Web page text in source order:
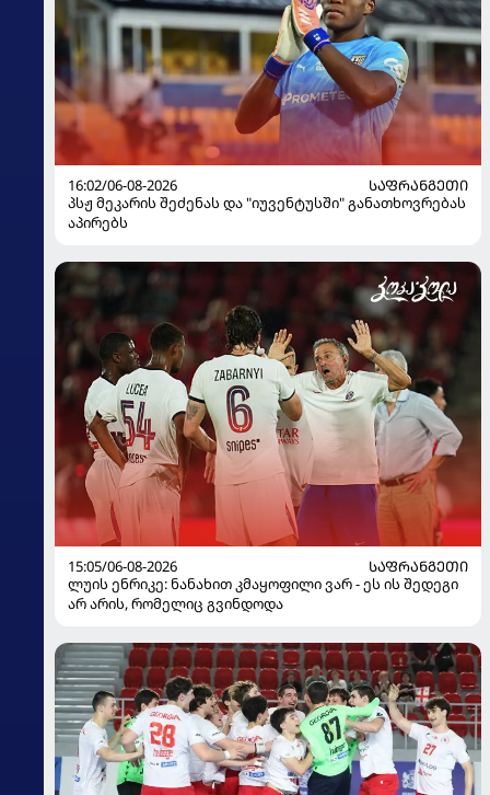
16:02/06-08-2026
ᲡᲐᲤᲠᲐᲜᲒᲔᲗᲘ
პსჟ მეკარის შეძენას და "იუვენტუსში" განათხოვრებას
აპირებს
15:05/06-08-2026
ᲡᲐᲤᲠᲐᲜᲒᲔᲗᲘ
ლუის ენრიკე: ნანახით კმაყოფილი ვარ - ეს ის შედეგი
არ არის, რომელიც გვინდოდა